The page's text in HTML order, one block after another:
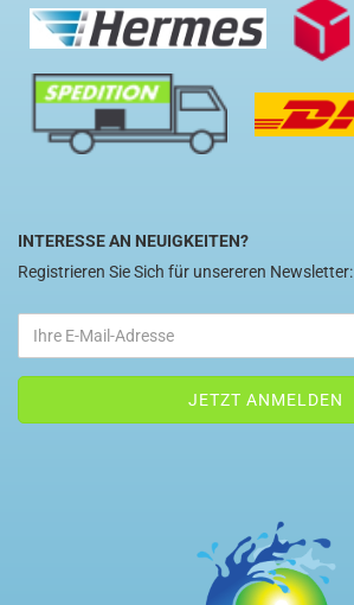
INTERESSE AN NEUIGKEITEN?
Registrieren Sie Sich für unsereren Newsletter: